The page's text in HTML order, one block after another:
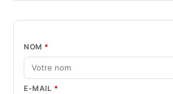
NOM *
E-MAIL *